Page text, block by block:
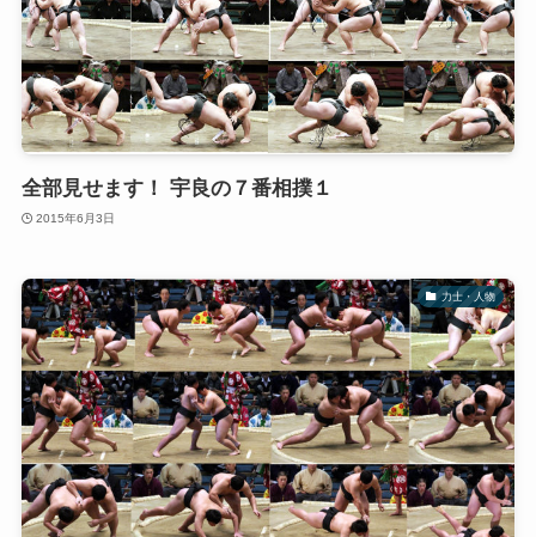
全部見せます！ 宇良の７番相撲１
2015年6月3日
力士・人物